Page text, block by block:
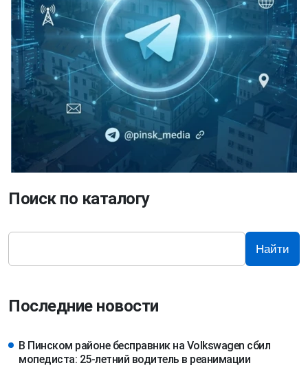
Поиск по каталогу
Найти
Последние новости
В Пинском районе бесправник на Volkswagen сбил
мопедиста: 25-летний водитель в реанимации